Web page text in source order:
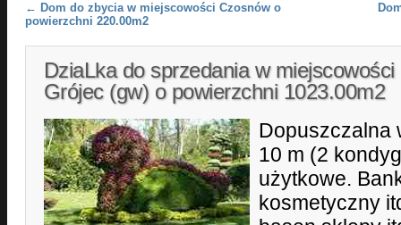
Post navigation
← Dom do zbycia w miejscowości Czosnów o
powierzchni 220.00m2
DziaLka do sprzedania w miejscowości
Grójec (gw) o powierzchni 1023.00m2
Dopuszczalna
10 m (2
użytkowe.
kosmetyczny